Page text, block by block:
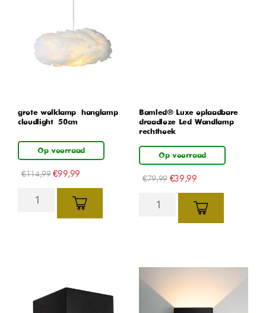
grote wolklamp – hanglamp –
cloudlight – 50cm
Op voorraad
€114,99 €99,99
Bamled® Luxe oplaadbare
draadloze Led Wandlamp
rechthoek
Op voorraad
€79,99 €39,99